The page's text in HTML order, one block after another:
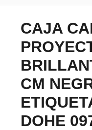
CAJA
CM
DOHE